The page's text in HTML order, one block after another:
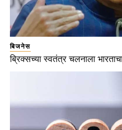
बिजनेस
ब्रिक्सच्या स्वतंत्र चलनाला